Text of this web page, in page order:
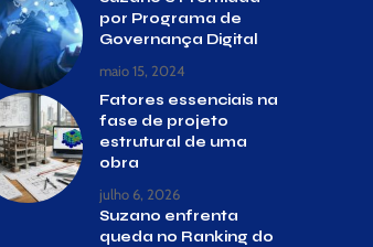
por Programa de
Governança Digital
maio 15, 2024
Fatores essenciais na
fase de projeto
estrutural de uma
obra
julho 6, 2026
Suzano enfrenta
queda no Ranking do